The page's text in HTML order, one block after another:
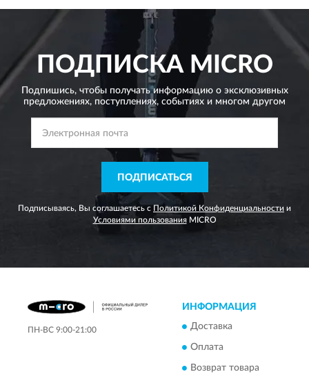
ПОДПИСКАMICRO
Подпишись, чтобы получать информацию о эксклюзивных
предложениях, поступлениях, событиях и многом другом
ПОДПИСАТЬСЯ
Подписываясь, Вы соглашаетесь с Политикой Конфиденциальности и
Условиями пользованияMICRO
ПН-ВС 9:00-21:00
ИНФОРМАЦИЯ
Доставка
Оплата
Возврат товара